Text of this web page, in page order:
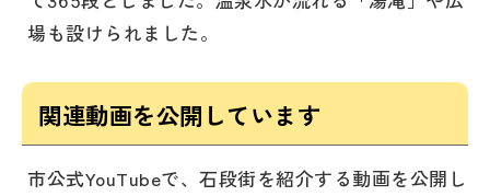
場も設けられました。
関連動画を公開しています
市公式YouTubeで、石段街を紹介する動画を公開し